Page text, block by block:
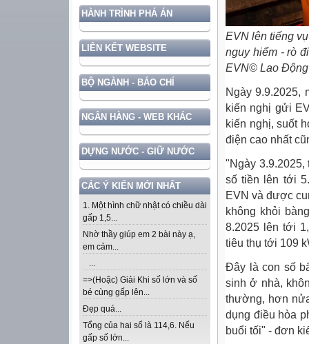
HÀNH TRÌNH PHÁ ÁN
LIÊN KẾT WEBSITE
BỘ NGÀNH - BÁO CHÍ
NGÂN HÀNG - WEB KHÁC
DỰNG NƯỚC - GIỮ NƯỚC
CÁC Ý KIẾN MỚI NHẤT
1. Một hình chữ nhật có chiều dài
gấp 1,5...
Nhờ thầy giúp em 2 bài này ạ,
em cảm...
...
=>(Hoặc) Giải Khi số lớn và số
bé cùng gấp lên...
Đẹp quá...
Tổng của hai số là 114,6. Nếu
gấp số lớn...
EVN lên tiếng
nguy hiểm - rò
EVN© Lao Động
Ngày 9.9.2025,
kiến nghị gửi
kiến nghị, suốt
điện cao nhất
"Ngày
số tiền lên tới
EVN và được
không khỏi
8.2025 lên tới
tiêu thụ tới 109
Đây là con số
sinh ở nhà,
thường, hơn
dụng điều hòa
buổi tối" - đơn